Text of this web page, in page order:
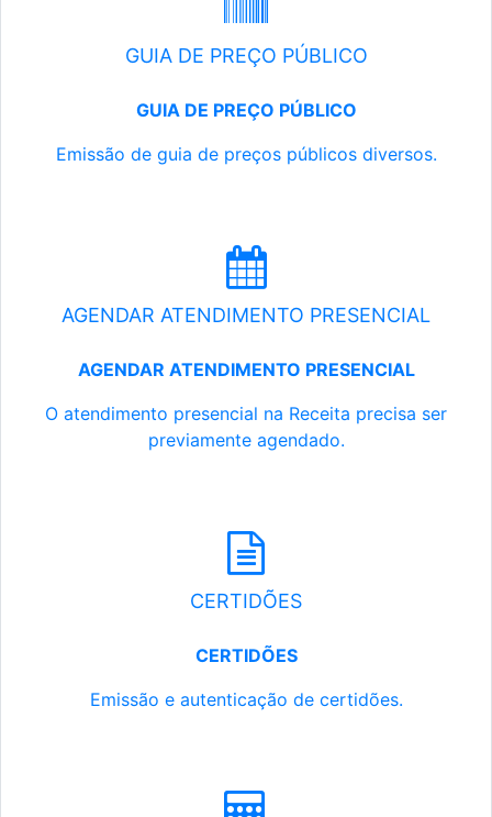
GUIA DE PREÇO PÚBLICO
GUIA DE PREÇO PÚBLICO
Emissão de guia de preços públicos diversos.
AGENDAR ATENDIMENTO PRESENCIAL
AGENDAR ATENDIMENTO PRESENCIAL
O atendimento presencial na Receita precisa ser
previamente agendado.
CERTIDÕES
CERTIDÕES
Emissão e autenticação de certidões.